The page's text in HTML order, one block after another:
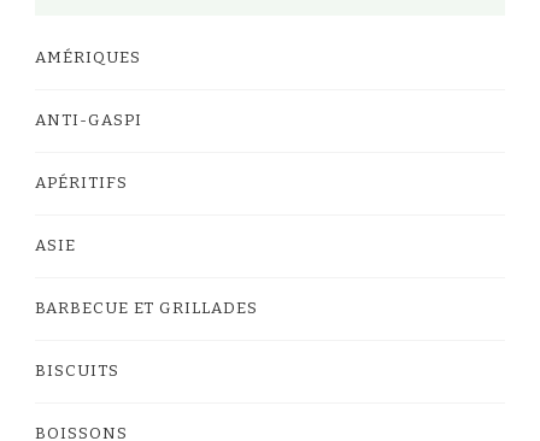
AMÉRIQUES
ANTI-GASPI
APÉRITIFS
ASIE
BARBECUE ET GRILLADES
BISCUITS
BOISSONS